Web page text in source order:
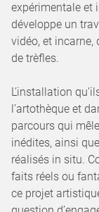
expérimentale et
développe un
vidéo, et incarne,
de trèfles.
L’installation
l’artothèque et
parcours qui
inédites, ainsi
réalisés in situ.
faits réels ou
ce projet